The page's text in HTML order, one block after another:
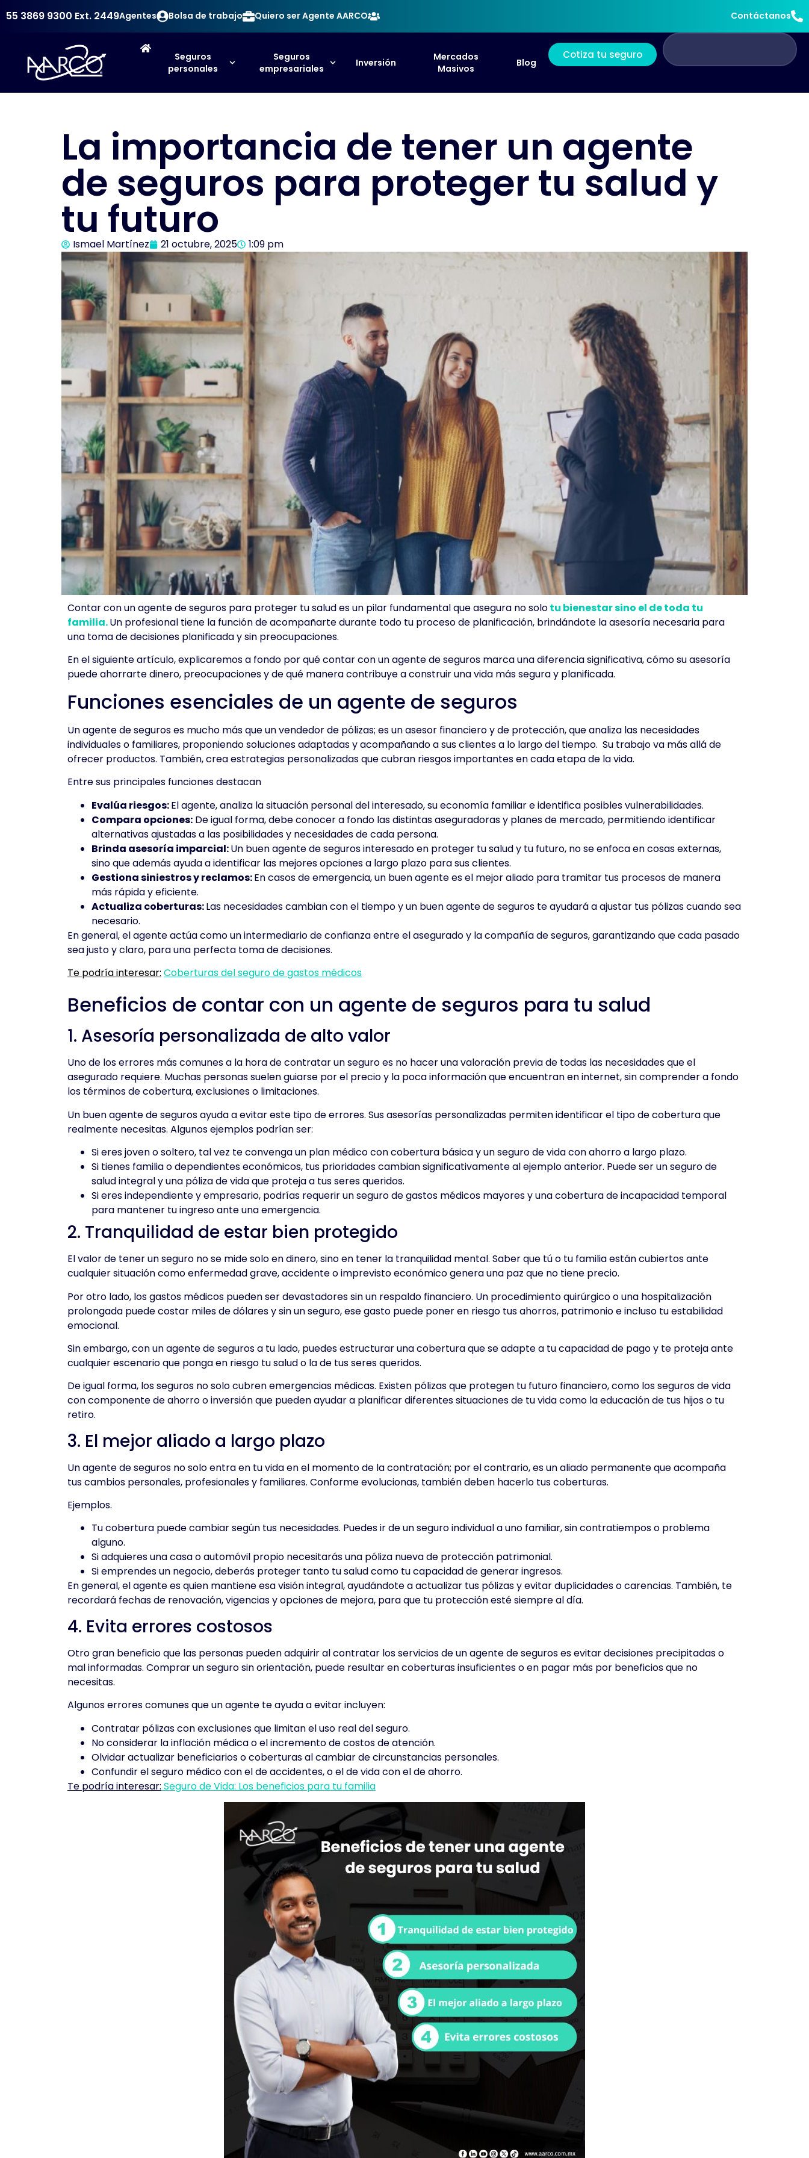
55 3869 9300 Ext. 2449Agentes Bolsa de trabajo Quiero ser Agente AARCO Contáctanos
Cotiza tu seguro
Seguros
personales
Seguros
empresariales
Inversión
Mercados
Masivos
Blog
La importancia de tener un agente
de seguros para proteger tu salud y
tu futuro
Ismael Martínez 21 octubre, 2025 1:09 pm
Contar con un agente de seguros para proteger tu salud es un pilar fundamental que asegura no solotu bienestar sino el de toda tu
familia.Un profesional tiene la función de acompañarte durante todo tu proceso de planificación, brindándote la asesoría necesaria para
una toma de decisiones planificada y sin preocupaciones.
En el siguiente artículo, explicaremos a fondo por qué contar con un agente de seguros marca una diferencia significativa, cómo su asesoría
puede ahorrarte dinero, preocupaciones y de qué manera contribuye a construir una vida más segura y planificada.
Funciones esenciales de un agente de seguros
Un agente de seguros es mucho más que un vendedor de pólizas; es un asesor financiero y de protección, que analiza las necesidades
individuales o familiares, proponiendo soluciones adaptadas y acompañando a sus clientes a lo largo del tiempo. Su trabajo va más allá de
ofrecer productos. También, crea estrategias personalizadas que cubran riesgos importantes en cada etapa de la vida.
Entre sus principales funciones destacan
Evalúa riesgos:El agente, analiza la situación personal del interesado, su economía familiar e identifica posibles vulnerabilidades.
Compara opciones: De igual forma, debe conocer a fondo las distintas aseguradoras y planes de mercado, permitiendo identificar
alternativas ajustadas a las posibilidades y necesidades de cada persona.
Brinda asesoría imparcial:Un buen agente de seguros interesado en proteger tu salud y tu futuro, no se enfoca en cosas externas,
sino que además ayuda a identificar las mejores opciones a largo plazo para sus clientes.
Gestiona siniestros y reclamos:En casos de emergencia, un buen agente es el mejor aliado para tramitar tus procesos de manera
más rápida y eficiente.
Actualiza coberturas:Las necesidades cambian con el tiempo y un buen agente de seguros te ayudará a ajustar tus pólizas cuando sea
necesario.
En general, el agente actúa como un intermediario de confianza entre el asegurado y la compañía de seguros, garantizando que cada pasado
sea justo y claro, para una perfecta toma de decisiones.
Te podría interesar: Coberturas del seguro de gastos médicos
Beneficios de contar con un agente de seguros para tu salud
1. Asesoría personalizada de alto valor
Uno de los errores más comunes a la hora de contratar un seguro es no hacer una valoración previa de todas las necesidades que el
asegurado requiere. Muchas personas suelen guiarse por el precio y la poca información que encuentran en internet, sin comprender a fondo
los términos de cobertura, exclusiones o limitaciones.
Un buen agente de seguros ayuda a evitar este tipo de errores. Sus asesorías personalizadas permiten identificar el tipo de cobertura que
realmente necesitas. Algunos ejemplos podrían ser:
Si eres joven o soltero, tal vez te convenga un plan médico con cobertura básica y un seguro de vida con ahorro a largo plazo.
Si tienes familia o dependientes económicos, tus prioridades cambian significativamente al ejemplo anterior. Puede ser un seguro de
salud integral y una póliza de vida que proteja a tus seres queridos.
Si eres independiente y empresario, podrías requerir un seguro de gastos médicos mayores y una cobertura de incapacidad temporal
para mantener tu ingreso ante una emergencia.
2. Tranquilidad de estar bien protegido
El valor de tener un seguro no se mide solo en dinero, sino en tener la tranquilidad mental. Saber que tú o tu familia están cubiertos ante
cualquier situación como enfermedad grave, accidente o imprevisto económico genera una paz que no tiene precio.
Por otro lado, los gastos médicos pueden ser devastadores sin un respaldo financiero. Un procedimiento quirúrgico o una hospitalización
prolongada puede costar miles de dólares y sin un seguro, ese gasto puede poner en riesgo tus ahorros, patrimonio e incluso tu estabilidad
emocional.
Sin embargo, con un agente de seguros a tu lado, puedes estructurar una cobertura que se adapte a tu capacidad de pago y te proteja ante
cualquier escenario que ponga en riesgo tu salud o la de tus seres queridos.
De igual forma, los seguros no solo cubren emergencias médicas. Existen pólizas que protegen tu futuro financiero, como los seguros de vida
con componente de ahorro o inversión que pueden ayudar a planificar diferentes situaciones de tu vida como la educación de tus hijos o tu
retiro.
3. El mejor aliado a largo plazo
Un agente de seguros no solo entra en tu vida en el momento de la contratación; por el contrario, es un aliado permanente que acompaña
tus cambios personales, profesionales y familiares. Conforme evolucionas, también deben hacerlo tus coberturas.
Ejemplos.
Tu cobertura puede cambiar según tus necesidades. Puedes ir de un seguro individual a uno familiar, sin contratiempos o problema
alguno.
Si adquieres una casa o automóvil propio necesitarás una póliza nueva de protección patrimonial.
Si emprendes un negocio, deberás proteger tanto tu salud como tu capacidad de generar ingresos.
En general, el agente es quien mantiene esa visión integral, ayudándote a actualizar tus pólizas y evitar duplicidades o carencias. También, te
recordará fechas de renovación, vigencias y opciones de mejora, para que tu protección esté siempre al día.
4. Evita errores costosos
Otro gran beneficio que las personas pueden adquirir al contratar los servicios de un agente de seguros es evitar decisiones precipitadas o
mal informadas. Comprar un seguro sin orientación, puede resultar en coberturas insuficientes o en pagar más por beneficios que no
necesitas.
Algunos errores comunes que un agente te ayuda a evitar incluyen:
Contratar pólizas con exclusiones que limitan el uso real del seguro.
No considerar la inflación médica o el incremento de costos de atención.
Olvidar actualizar beneficiarios o coberturas al cambiar de circunstancias personales.
Confundir el seguro médico con el de accidentes, o el de vida con el de ahorro.
Te podría interesar: Seguro de Vida: Los beneficios para tu familia